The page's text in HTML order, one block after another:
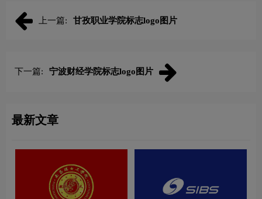
上一篇: 甘孜职业学院标志logo图片
下一篇: 宁波财经学院标志logo图片
最新文章